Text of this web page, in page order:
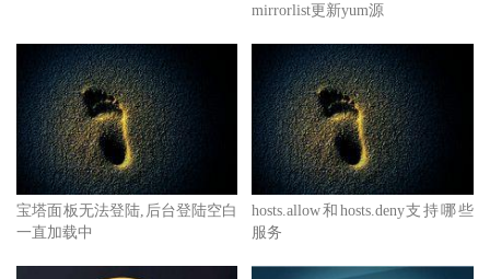
mirrorlist更新yum源
宝塔面板无法登陆,后台登陆空白
一直加载中
hosts.allow和hosts.deny支持哪些
服务